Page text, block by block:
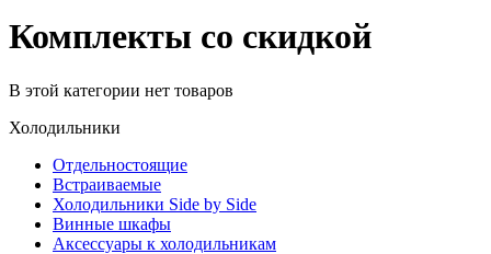
Комплекты со скидкой
В этой категории нет товаров
Холодильники
Отдельностоящие
Встраиваемые
Холодильники Side by Side
Винные шкафы
Аксессуары к холодильникам